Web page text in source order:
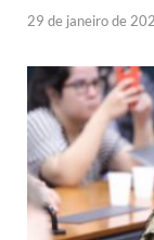
29 de janeiro de